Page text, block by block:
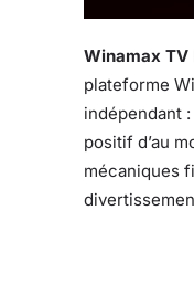
Winamax TV
plateforme
indépendant
positif d’au
mécaniques